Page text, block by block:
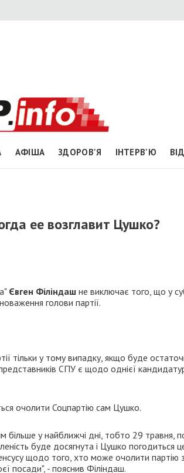
АФІША ЗДОРОВ'Я ІНТЕРВ'Ю
ее возглавит Цушко?
Євген Філіндаш не виключає того, що у
голови партії.
тільки у тому випадку, якщо буде
СПУ є щодо однієї
очолити Соцпартію сам Цушко.
більше у найближчі дні, тобто 29 травня,
буде досягнута і Цушко погодиться
щодо того, хто може очолити партію
посади", - пояснив Філіндаш.